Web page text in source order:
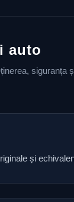
auto
siguranța
și